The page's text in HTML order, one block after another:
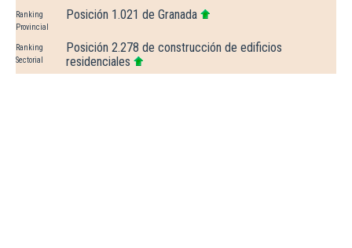
Ranking
Provincial
Posición 1.021 de Granada
Ranking
Sectorial
Posición 2.278 de construcción de edificios
residenciales